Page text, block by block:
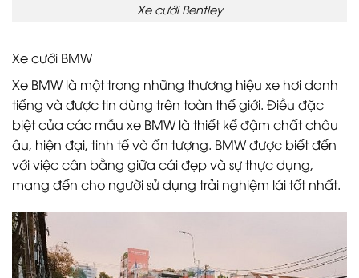
Xe cưới Bentley
Xe cưới BMW
Xe BMW là một trong những thương hiệu xe hơi danh
tiếng và được tin dùng trên toàn thế giới. Điều đặc
biệt của các mẫu xe BMW là thiết kế đậm chất châu
âu, hiện đại, tinh tế và ấn tượng. BMW được biết đến
với việc cân bằng giữa cái đẹp và sự thực dụng,
mang đến cho người sử dụng trải nghiệm lái tốt nhất.